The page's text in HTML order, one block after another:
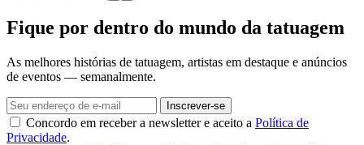
Fique por dentro do mundo da tatuagem
As melhores histórias de tatuagem, artistas em destaque e anúncios
de eventos — semanalmente.
Inscrever-se
Concordo em receber a newsletter e aceito a Política de
Privacidade.